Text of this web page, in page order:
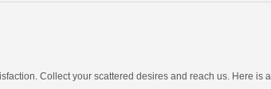
Collect your scattered desires and reach us. Here is a